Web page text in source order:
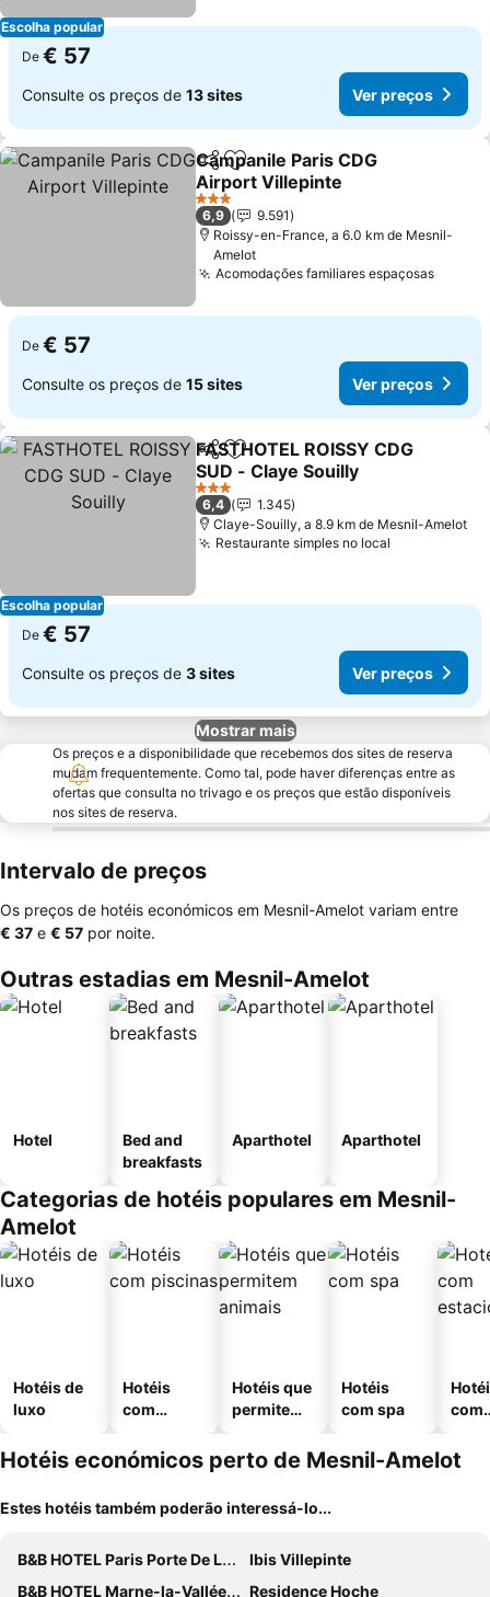
Escolha popular
De € 57
Consulte os preços de 13 sites Ver preços
PartilharAdicionar aos favoritos
Campanile Paris CDG
Airport Villepinte
Ver preços
3 Estrelas
6,9
9.591
Roissy-en-France, a 6.0 km de Mesnil-
Amelot
Acomodações familiares espaçosasVer
De € 57
Consulte os preços de 15 sites Ver preços
Escolha popular
PartilharAdicionar aos favoritos
FASTHOTEL ROISSY CDG
SUD - Claye Souilly
Ver preços
3 Estrelas
6,4
1.345
Claye-Souilly, a 8.9 km de Mesnil-Amelot
Restaurante simples no local
De € 57
Consulte os preços de 3 sites Ver preços
Mostrar mais
Os preços e a disponibilidade que recebemos dos sites de reserva
mudam frequentemente. Como tal, pode haver diferenças entre as
ofertas que consulta no trivago e os preços que estão disponíveis
nos sites de reserva.
Intervalo de preços
Os preços de hotéis económicos em Mesnil-Amelot variam entre
‎€ 37 e ‎€ 57 por noite.
Outras estadias em Mesnil-Amelot
Hotel
Bed and
breakfasts
Aparthotel Aparthotel
Categorias de hotéis populares em Mesnil-
Amelot
Hotéis de
luxo
Hotéis
com
Hotéis que
permitem
Hotéis
com spa
com
Hotéis económicos perto de Mesnil-Amelot
Estes hotéis também poderão interessá-lo...
B&B HOTEL Paris Porte De La Villette
Ibis Villepinte
B&B HOTEL Marne-la-Vallée Chelles
Residence Hoche